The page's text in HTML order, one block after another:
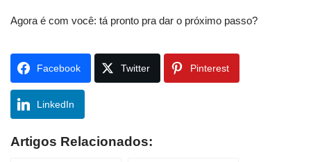
Agora é com você: tá pronto pra dar o próximo passo?
Facebook Twitter Pinterest
LinkedIn
Artigos Relacionados: